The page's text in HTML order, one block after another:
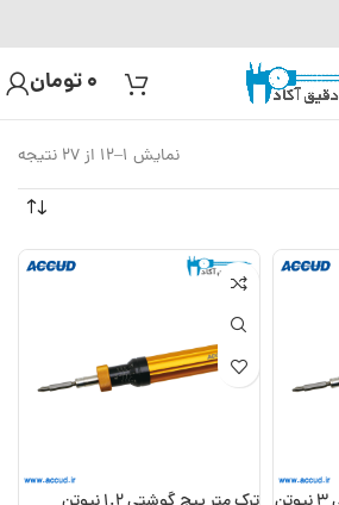
0تومان
نمایش 1–12 از 27 نتیجه